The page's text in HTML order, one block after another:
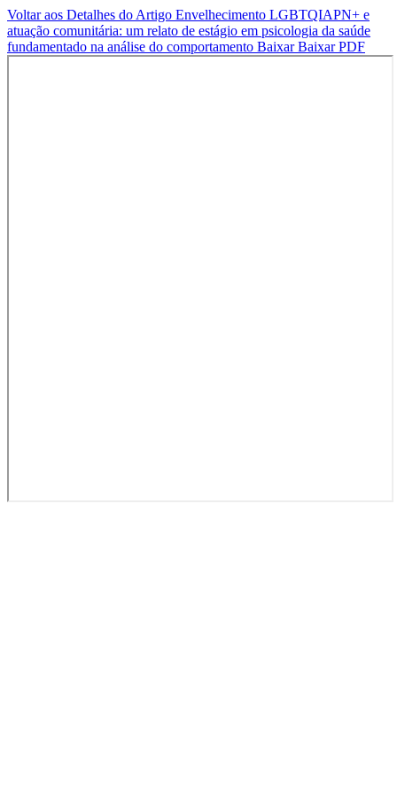
Voltar aos Detalhes do Artigo Envelhecimento LGBTQIAPN+ e
atuação comunitária: um relato de estágio em psicologia da saúde
fundamentado na análise do comportamento BaixarBaixar PDF